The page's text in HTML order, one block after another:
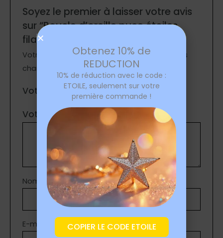
Soyez le premier à laisser votre avis
sur “Boucle d’oreille puce étoiles
filantes dorées”
Votre adresse e-mail ne sera pas publiée.
Les
champs obligatoires sont indiqués avec
Votre note*
Votre avis
Nom
E-mail
Obtenez 10% de
REDUCTION
10% de réduction avec le code :
ETOILE, seulement sur votre
première commande !
COPIER LE CODE ETOILE